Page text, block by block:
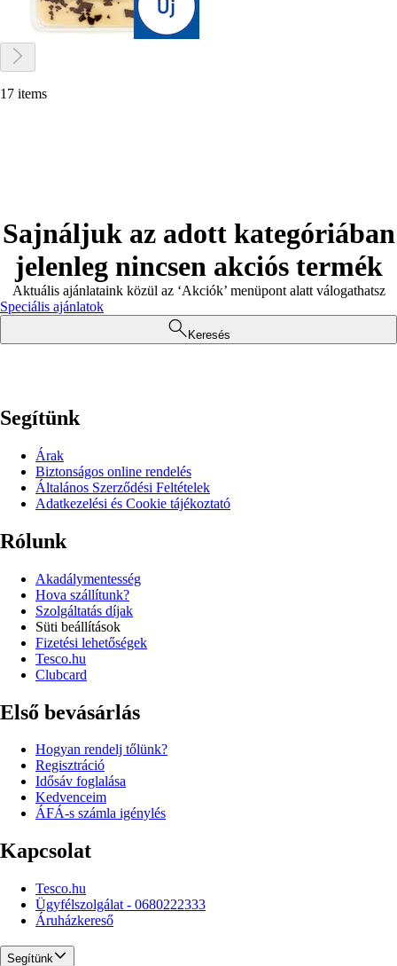
17 items
Sajnáljuk az adott kategóriában
jelenleg nincsen akciós termék
Aktuális ajánlataink közül az ‘Akciók’ menüpont alatt válogathatsz
Speciális ajánlatok
Keresés
Segítünk
Árak
Biztonságos online rendelés
Általános Szerződési Feltételek
Adatkezelési és Cookie tájékoztató
Rólunk
Akadálymentesség
Hova szállítunk?
Szolgáltatás díjak
Süti beállítások
Fizetési lehetőségek
Tesco.hu
Clubcard
Első bevásárlás
Hogyan rendelj tőlünk?
Regisztráció
Idősáv foglalása
Kedvenceim
ÁFÁ-s számla igénylés
Kapcsolat
Tesco.hu
Ügyfélszolgálat - 0680222333
Áruházkereső
Segítünk